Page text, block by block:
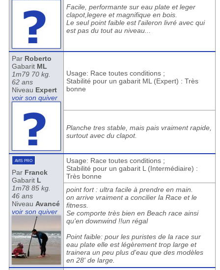
Facile, performante sur eau plate et leger
clapot,legere et magnifique en bois.
Le seul point faible est l'aileron livré avec qui
est pas du tout au niveau...
Par Roberto
Gabarit ML
1m79 70 kg.
62 ans
Niveau Expert
voir son quiver
Usage: Race toutes conditions ;
Stabilité pour un gabarit ML (Expert) : Très
bonne
Planche tres stable, mais pais vraiment rapide,
surtout avec du clapot.
avis pro
Par Franck
Gabarit L
1m78 85 kg.
46 ans
Niveau Avancé
voir son quiver
Usage: Race toutes conditions ;
Stabilité pour un gabarit L (Intermédiaire) :
Très bonne
point fort : ultra facile à prendre en main.
on arrive vraiment a concilier la Race et le
fitness.
Se comporte très bien en Beach race ainsi
qu'en downwind !!un régal
Point faible: pour les puristes de la race sur
eau plate elle est légèrement trop large et
trainera un peu plus d'eau que des modèles
en 28' de large.